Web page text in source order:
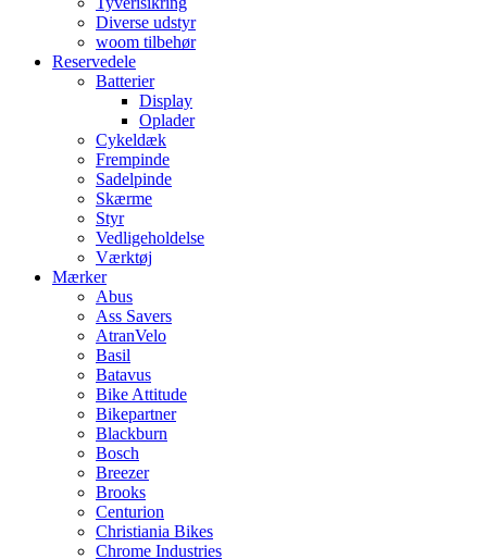
Diverse udstyr
woom tilbehør
Reservedele
Batterier
Display
Oplader
Cykeldæk
Frempinde
Sadelpinde
Skærme
Styr
Vedligeholdelse
Værktøj
Mærker
Abus
Ass Savers
AtranVelo
Basil
Batavus
Bike Attitude
Bikepartner
Blackburn
Bosch
Breezer
Brooks
Centurion
Christiania Bikes
Chrome Industries